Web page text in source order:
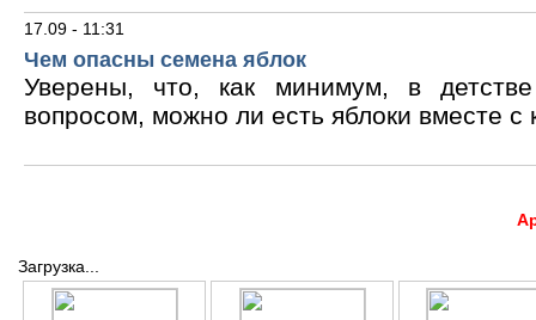
17.09 - 11:31
Чем опасны семена яблок
Уверены, что, как минимум, в
вопросом, можно ли есть яблоки вместе с
Загрузка...